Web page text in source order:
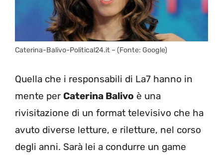
Caterina-Balivo-Political24.it – (Fonte: Google)
Quella che i responsabili di La7 hanno in
mente per Caterina Balivo è una
rivisitazione di un format televisivo che ha
avuto diverse letture, e riletture, nel corso
degli anni. Sarà lei a condurre un game